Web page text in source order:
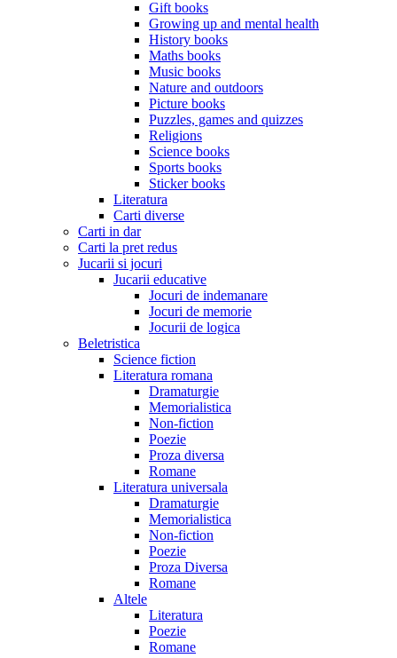
Gift books
Growing up and mental health
History books
Maths books
Music books
Nature and outdoors
Picture books
Puzzles, games and quizzes
Religions
Science books
Sports books
Sticker books
Literatura
Carti diverse
Carti in dar
Carti la pret redus
Jucarii si jocuri
Jucarii educative
Jocuri de indemanare
Jocuri de memorie
Jocurii de logica
Beletristica
Science fiction
Literatura romana
Dramaturgie
Memorialistica
Non-fiction
Poezie
Proza diversa
Romane
Literatura universala
Dramaturgie
Memorialistica
Non-fiction
Poezie
Proza Diversa
Romane
Altele
Literatura
Poezie
Romane